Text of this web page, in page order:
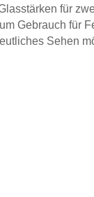
für
Gebrauch für
Sehen